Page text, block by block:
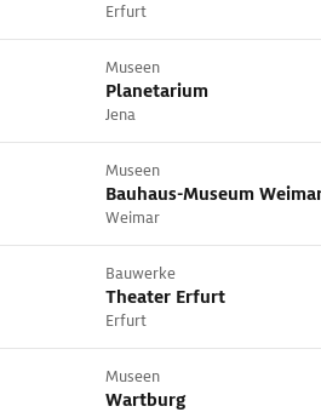
Erfurt
Museen
Planetarium
Jena
Museen
Bauhaus-Museum
Weimar
Bauwerke
Theater Erfurt
Erfurt
Museen
Wartburg